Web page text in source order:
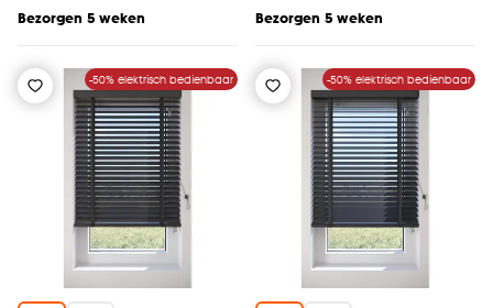
Bezorgen 5 weken Bezorgen 5 weken
-50% elektrisch bedienbaar -50% elektrisch bedienbaar